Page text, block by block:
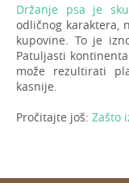
Držanje psa je
odličnog karaktera,
kupovine. To je
Patuljasti
može rezultirati
kasnije.
Pročitajte još: Zašto